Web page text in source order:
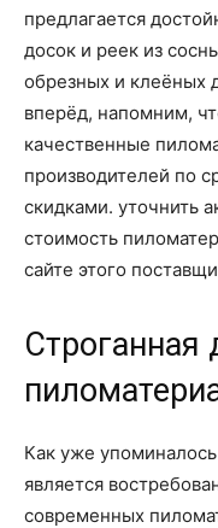
предлагается
досок и реек из
обрезных и клеёных
вперёд, напомним,
качественные
производителей по
скидками. уточнить
стоимость
сайте этого
Строганная
Как уже
является
современных